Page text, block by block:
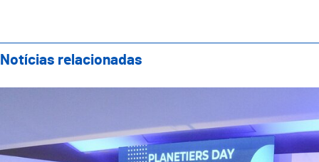
Notícias relacionadas